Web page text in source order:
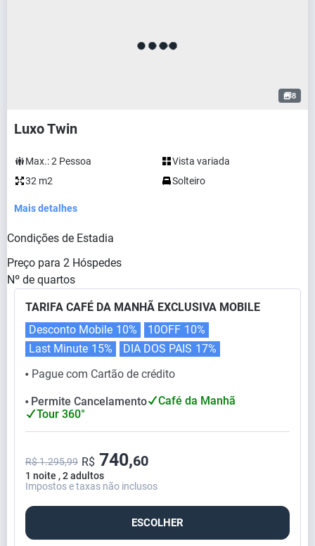
8
Luxo Twin
Max.:2 Pessoa
Vista variada
32 m2
Solteiro
Mais detalhes
Condições de Estadia
Preço para 2 Hóspedes
Nº de quartos
TARIFA CAFÉ DA MANHÃ EXCLUSIVA MOBILE
⬤ Pague com Cartão de crédito
Desconto Mobile 10% 10OFF 10%
Last Minute 15% DIA DOS PAIS 17%
⬤ Permite Cancelamento
Café da Manhã
Tour 360°
1 noite , 2 adultos
R$ 1.295,99 R$ 740,60
Impostos e taxas não inclusos
ESCOLHER